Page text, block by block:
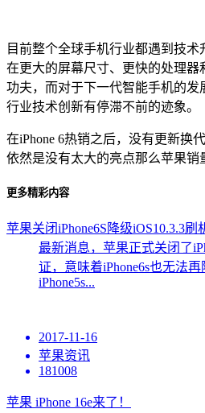
目前整个全球手机行业都遇到技
在更大的屏幕尺寸、更快的处理
功夫，而对于下一代智能手机的发
行业技术创新有停滞不前的迹象。
在iPhone 6热销之后，没有更新换
依然是没有太大的亮点那么苹果销
更多精彩内容
苹果关闭iPhone6S降级iOS10.3.3刷
最新消息，苹果正式关闭了
证，意味着iPhone6s也无法
iPhone5s...
2017-11-16
苹果资讯
181008
苹果 iPhone 16e来了！